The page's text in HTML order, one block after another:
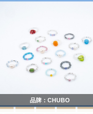
品牌：CHUBO